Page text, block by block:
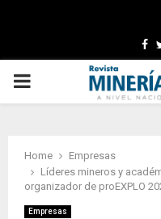
PRIMARY
Home
Empresas
Líderes mineros y
organizador de proEXPLO
Empresas